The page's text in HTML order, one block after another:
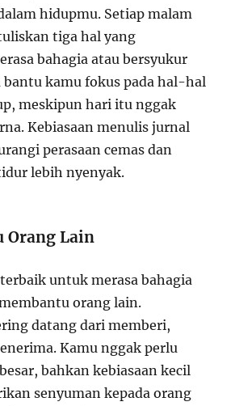
hidupmu. Setiap malam
tiga hal yang
bahagia atau bersyukur
kamu fokus pada hal-hal
meskipun hari itu nggak
Kebiasaan menulis jurnal
perasaan cemas dan
lebih nyenyak.
Orang Lain
untuk merasa bahagia
orang lain.
datang dari memberi,
Kamu nggak perlu
bahkan kebiasaan kecil
senyuman kepada orang